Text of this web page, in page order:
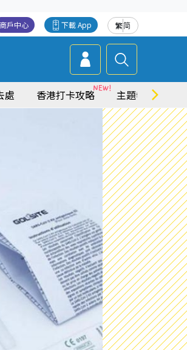
繁简
下載 App
商戶中心
處 香港打卡攻略 主題特集